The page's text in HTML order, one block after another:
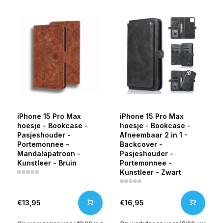
iPhone 15 Pro Max
hoesje - Bookcase -
Pasjeshouder -
Portemonnee -
Mandalapatroon -
Kunstleer - Bruin
€13,95
iPhone 15 Pro Max
hoesje - Bookcase -
Afneembaar 2 in 1 -
Backcover -
Pasjeshouder -
Portemonnee -
Kunstleer - Zwart
€16,95